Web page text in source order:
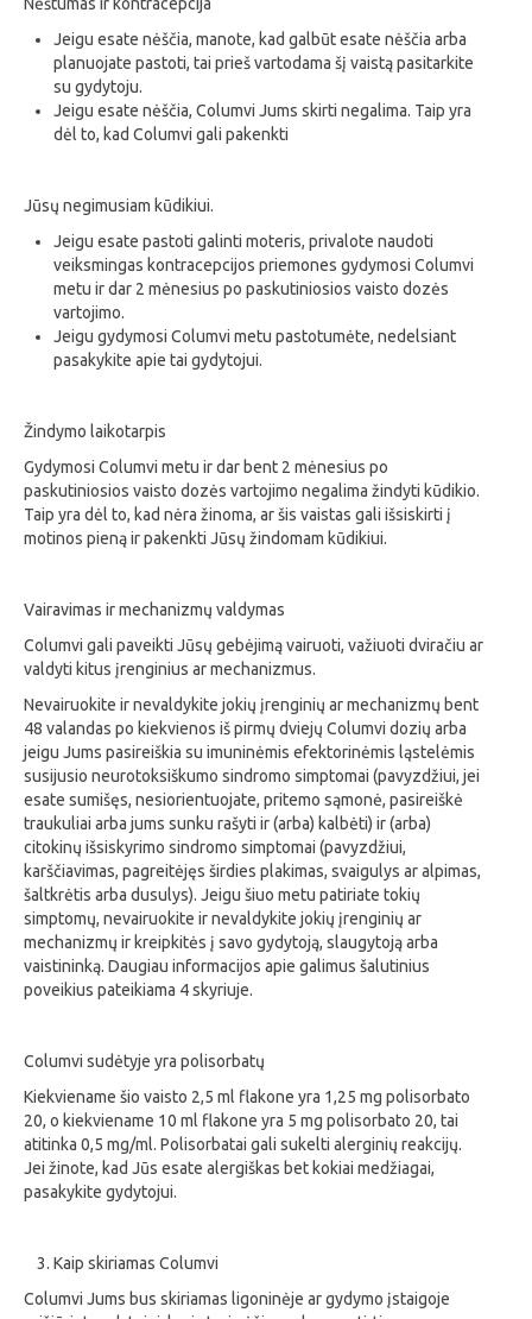
Nėštumas ir kontracepcija
Jeigu esate nėščia, manote, kad galbūt esate nėščia arba
planuojate pastoti, tai prieš vartodama šį vaistą pasitarkite
su gydytoju.
Jeigu esate nėščia, Columvi Jums skirti negalima. Taip yra
dėl to, kad Columvi gali pakenkti
Jūsų negimusiam kūdikiui.
Jeigu esate pastoti galinti moteris, privalote naudoti
veiksmingas kontracepcijos priemones gydymosi Columvi
metu ir dar 2 mėnesius po paskutiniosios vaisto dozės
vartojimo.
Jeigu gydymosi Columvi metu pastotumėte, nedelsiant
pasakykite apie tai gydytojui.
Žindymo laikotarpis
Gydymosi Columvi metu ir dar bent 2 mėnesius po
paskutiniosios vaisto dozės vartojimo negalima žindyti kūdikio.
Taip yra dėl to, kad nėra žinoma, ar šis vaistas gali išsiskirti į
motinos pieną ir pakenkti Jūsų žindomam kūdikiui.
Vairavimas ir mechanizmų valdymas
Columvi gali paveikti Jūsų gebėjimą vairuoti, važiuoti dviračiu ar
valdyti kitus įrenginius ar mechanizmus.
Nevairuokite ir nevaldykite jokių įrenginių ar mechanizmų bent
48 valandas po kiekvienos iš pirmų dviejų Columvi dozių arba
jeigu Jums pasireiškia su imuninėmis efektorinėmis ląstelėmis
susijusio neurotoksiškumo sindromo simptomai (pavyzdžiui, jei
esate sumišęs, nesiorientuojate, pritemo sąmonė, pasireiškė
traukuliai arba jums sunku rašyti ir (arba) kalbėti) ir (arba)
citokinų išsiskyrimo sindromo simptomai (pavyzdžiui,
karščiavimas, pagreitėjęs širdies plakimas, svaigulys ar alpimas,
šaltkrėtis arba dusulys). Jeigu šiuo metu patiriate tokių
simptomų, nevairuokite ir nevaldykite jokių įrenginių ar
mechanizmų ir kreipkitės į savo gydytoją, slaugytoją arba
vaistininką. Daugiau informacijos apie galimus šalutinius
poveikius pateikiama 4 skyriuje.
Columvi sudėtyje yra polisorbatų
Kiekviename šio vaisto 2,5 ml flakone yra 1,25 mg polisorbato
20, o kiekviename 10 ml flakone yra 5 mg polisorbato 20, tai
atitinka 0,5 mg/ml. Polisorbatai gali sukelti alerginių reakcijų.
Jei žinote, kad Jūs esate alergiškas bet kokiai medžiagai,
pasakykite gydytojui.
Kaip skiriamas Columvi
Columvi Jums bus skiriamas ligoninėje ar gydymo įstaigoje